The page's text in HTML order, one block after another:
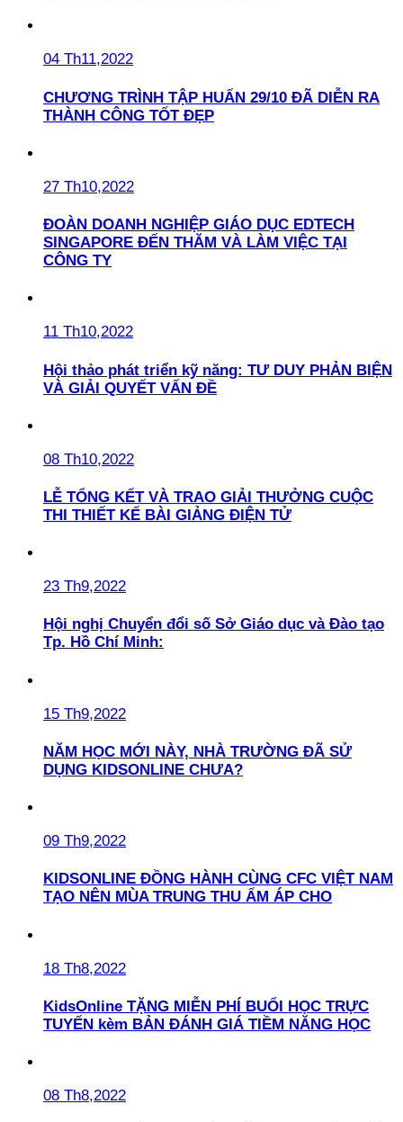
04 Th11,2022
CHƯƠNG TRÌNH TẬP HUẤN 29/10 ĐÃ DIỄN RA
THÀNH CÔNG TỐT ĐẸP
27 Th10,2022
ĐOÀN DOANH NGHIỆP GIÁO DỤC EDTECH
SINGAPORE ĐẾN THĂM VÀ LÀM VIỆC TẠI
CÔNG TY
11 Th10,2022
Hội thảo phát triển kỹ năng: TƯ DUY PHẢN BIỆN
VÀ GIẢI QUYẾT VẤN ĐỀ
08 Th10,2022
LỄ TỔNG KẾT VÀ TRAO GIẢI THƯỞNG CUỘC
THI THIẾT KẾ BÀI GIẢNG ĐIỆN TỬ
23 Th9,2022
Hội nghị Chuyển đổi số Sở Giáo dục và Đào tạo
Tp. Hồ Chí Minh:
15 Th9,2022
NĂM HỌC MỚI NÀY, NHÀ TRƯỜNG ĐÃ SỬ
DỤNG KIDSONLINE CHƯA?
09 Th9,2022
KIDSONLINE ĐỒNG HÀNH CÙNG CFC VIỆT NAM
TẠO NÊN MÙA TRUNG THU ẤM ÁP CHO
18 Th8,2022
KidsOnline TẶNG MIỄN PHÍ BUỔI HỌC TRỰC
TUYẾN kèm BẢN ĐÁNH GIÁ TIỀM NĂNG HỌC
08 Th8,2022